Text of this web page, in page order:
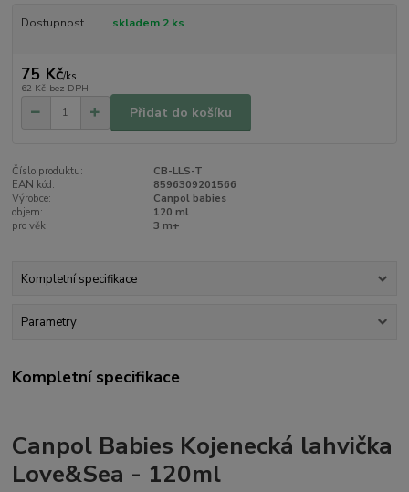
Dostupnost skladem 2 ks
75 Kč/ks
62 Kč bez DPH
Přidat do košíku
Číslo produktu:
CB-LLS-T
EAN kód:
8596309201566
Výrobce:
Canpol babies
objem:
120 ml
pro věk:
3 m+
Kompletní specifikace
Parametry
Kompletní specifikace
Canpol Babies Kojenecká lahvička
Love&Sea - 120ml